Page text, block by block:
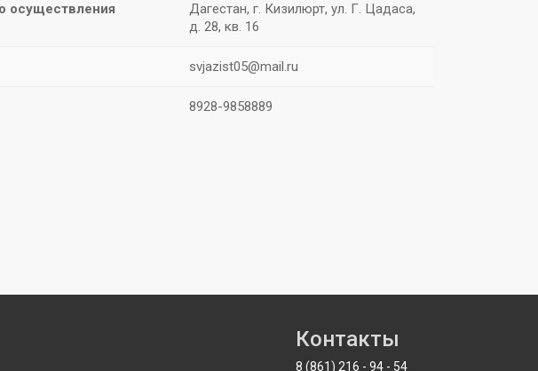
осуществления
Дагестан, г. Кизилюрт, ул. Г. Цадаса,
д. 28, кв. 16
svjazist05@mail.ru
8928-9858889
Контакты
8 (861) 216 - 94 - 54